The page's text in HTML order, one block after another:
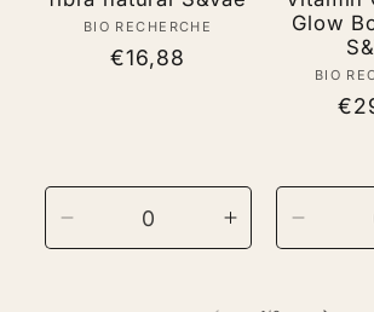
Vendor:
BIO RECHERCHE
Regular
€16,88
Decrease
quantity
Increase
quantity
Glow
BIO